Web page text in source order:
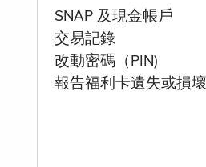
SNAP 及現金帳戶
交易記錄
改動密碼（PIN)
報告福利卡遺失或損壞